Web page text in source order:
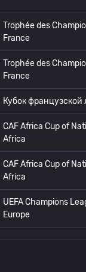
Trophée des
France
Trophée des
France
Кубок французской
CAF Africa Cup of
Africa
CAF Africa Cup of
Africa
UEFA Champions
Europe